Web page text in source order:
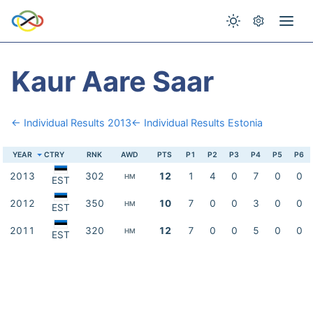
Kaur Aare Saar
← Individual Results 2013← Individual Results Estonia
YEAR CTRY RNK AWD PTS P1 P2 P3 P4 P5 P6
2013 EST 302 HM 12 1 4 0 7 0 0
2012 EST 350 HM 10 7 0 0 3 0 0
2011 EST 320 HM 12 7 0 0 5 0 0